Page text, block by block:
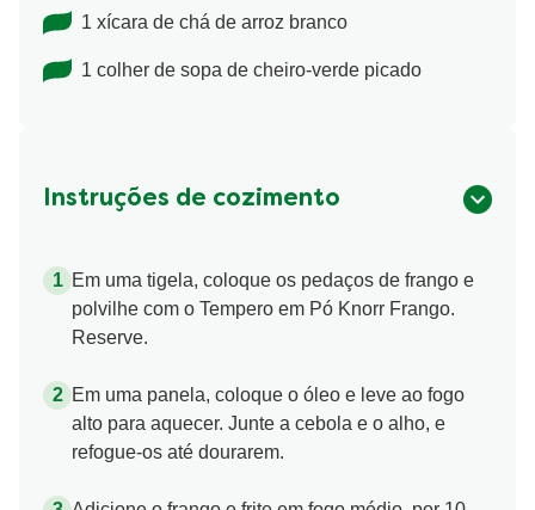
1 xícara de chá de arroz branco
1 colher de sopa de cheiro-verde picado
Instruções de cozimento
Em uma tigela, coloque os pedaços de frango e
polvilhe com o Tempero em Pó Knorr Frango.
Reserve.
Em uma panela, coloque o óleo e leve ao fogo
alto para aquecer. Junte a cebola e o alho, e
refogue-os até dourarem.